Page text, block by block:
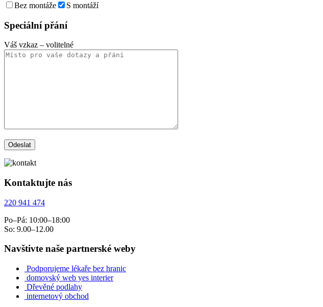
Bez montáže
S montáží
Speciální přání
Váš vzkaz – volitelné
Kontaktujte nás
220 941 474
Po–Pá: 10:00–18:00
So: 9.00–12.00
Navštivte naše partnerské weby
Podporujeme lékaře bez hranic
domovský web yes interier
Dřevěné podlahy
internetový obchod